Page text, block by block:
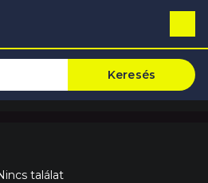
Keresés
találat